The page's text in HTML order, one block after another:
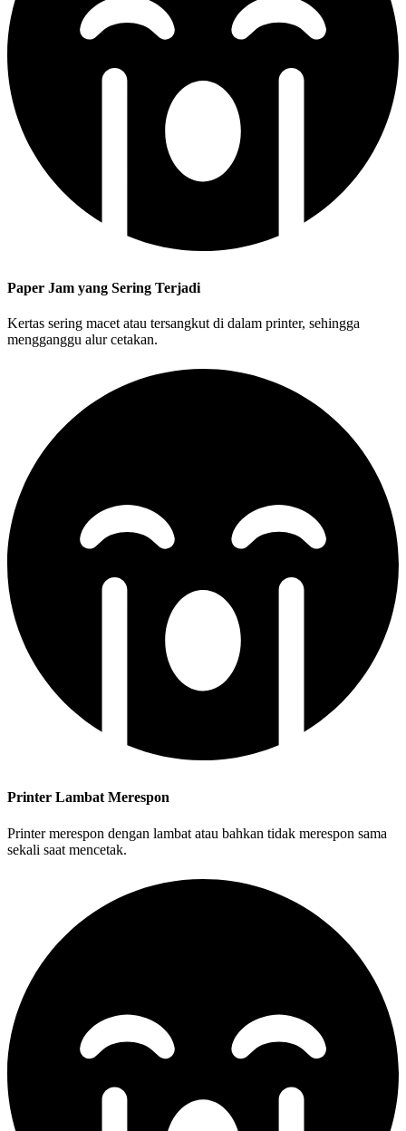
Paper Jam yang Sering Terjadi
Kertas sering macet atau tersangkut di dalam printer, sehingga
mengganggu alur cetakan.
Printer Lambat Merespon
Printer merespon dengan lambat atau bahkan tidak merespon sama
sekali saat mencetak.